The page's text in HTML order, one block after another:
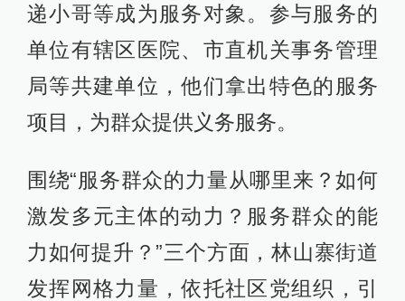
递小哥等成为服务对象。参与服务的
单位有辖区医院、市直机关事务管理
局等共建单位，他们拿出特色的服务
项目，为群众提供义务服务。
围绕“服务群众的力量从哪里来？如何
激发多元主体的动力？服务群众的能
力如何提升？”三个方面，林山寨街道
发挥网格力量，依托社区党组织，引